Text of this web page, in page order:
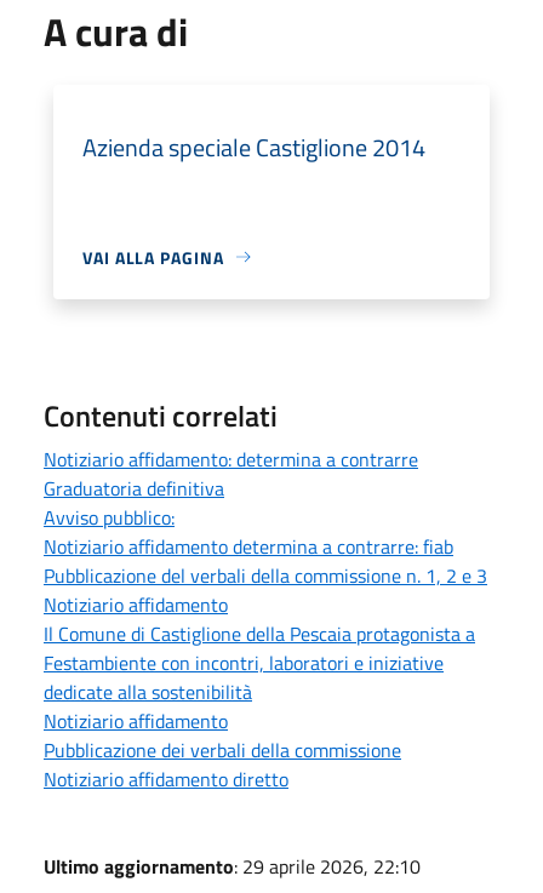
A cura di
Azienda speciale Castiglione 2014
VAI ALLA PAGINA
Contenuti correlati
Notiziario affidamento: determina a contrarre
Graduatoria definitiva
Avviso pubblico:
Notiziario affidamento determina a contrarre: fiab
Pubblicazione del verbali della commissione n. 1, 2 e 3
Notiziario affidamento
Il Comune di Castiglione della Pescaia protagonista a
Festambiente con incontri, laboratori e iniziative
dedicate alla sostenibilità
Notiziario affidamento
Pubblicazione dei verbali della commissione
Notiziario affidamento diretto
Ultimo aggiornamento: 29 aprile 2026, 22:10